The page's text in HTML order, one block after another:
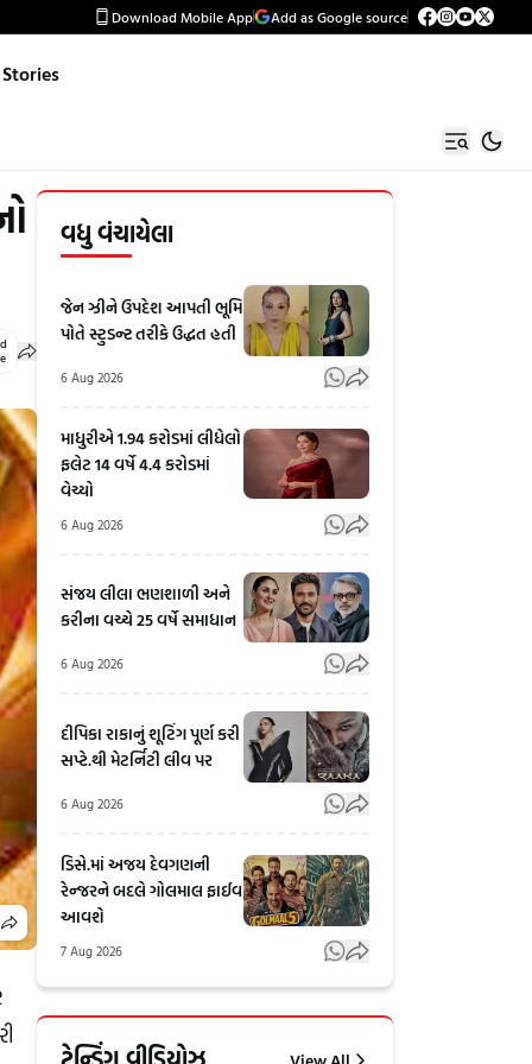
Download Mobile App Add as Google source
વધુ વંચાયેલા
જેન ઝીને ઉપદેશ આપતી ભૂમિ
પોતે સ્ટુડન્ટ તરીકે ઉદ્ધત હતી
6 Aug 2026
માધુરીએ 1.94 કરોડમાં લીધેલો
ફલેટ 14 વર્ષે 4.4 કરોડમાં
વેચ્યો
6 Aug 2026
સંજય લીલા ભણશાળી અને
કરીના વચ્ચે 25 વર્ષે સમાધાન
6 Aug 2026
દીપિકા રાકાનું શૂટિંગ પૂર્ણ કરી
સપ્ટે.થી મેટર્નિટી લીવ પર
6 Aug 2026
ડિસે.માં અજય દેવગણની
રેન્જરને બદલે ગોલમાલ ફાઈવ
આવશે
7 Aug 2026
Arvind
Kejriwal
થર્ડ પાર્ટી
વીમા